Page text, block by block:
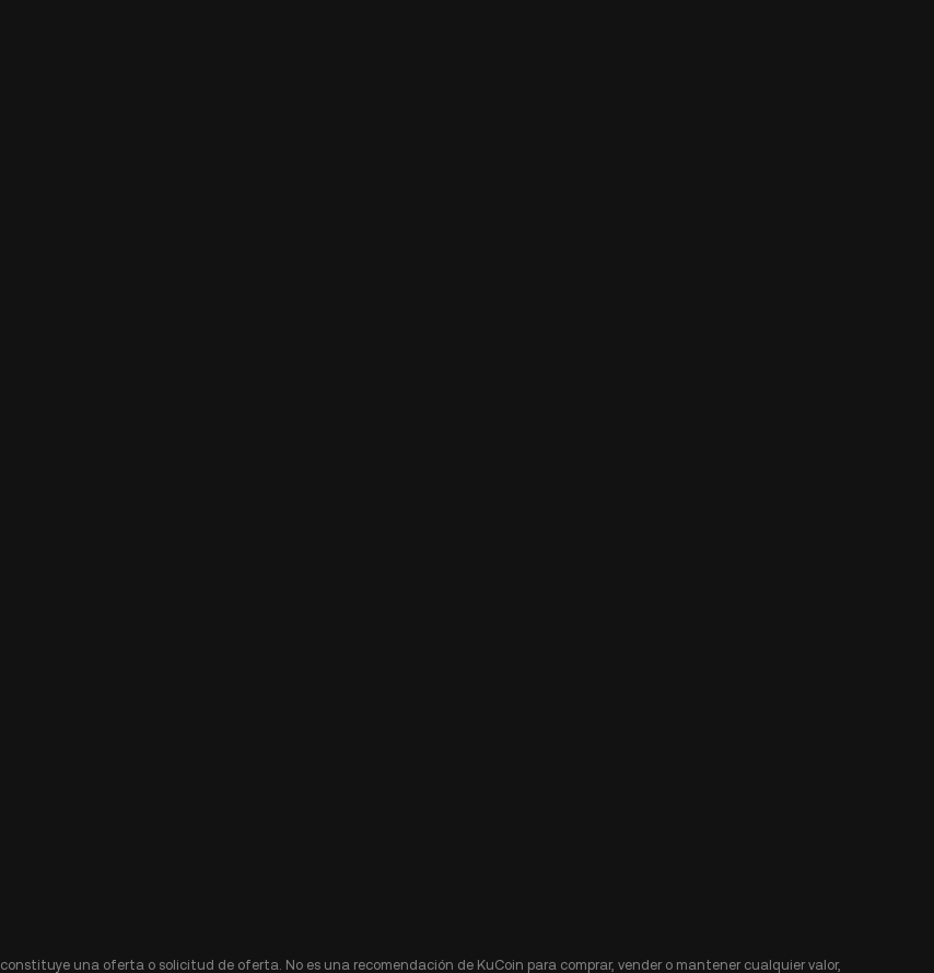
una oferta o solicitud de oferta. No es una recomendación de KuCoin para comprar, vender o mantener cualquier valor,